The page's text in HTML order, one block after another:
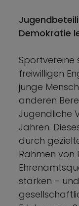
Demokratie
Sportvereine
freiwilligen
junge
anderen
Jugendliche
Jahren.
durch
Rahmen von
stärken –